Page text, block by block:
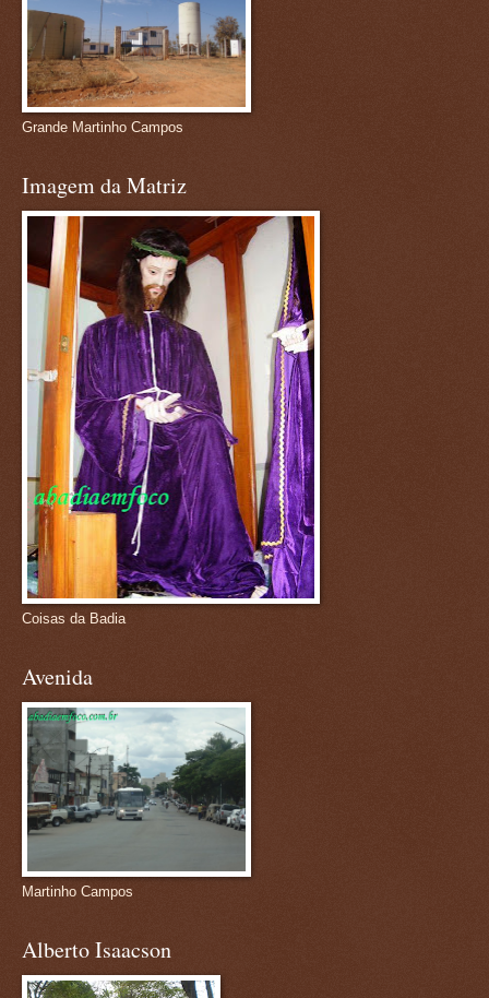
Grande Martinho Campos
Imagem da Matriz
Coisas da Badia
Avenida
Martinho Campos
Alberto Isaacson